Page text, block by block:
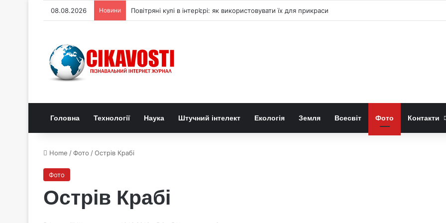
08.08.2026 Новини Генетичний перемикач керує «право-лівою» формою квітів лілій-метеликів
Головна Технології Наука Штучний інтелект Екологія Земля Всесвіт Фото Контакти
Home /Фото /Острів Крабі
Фото
Острів Крабі